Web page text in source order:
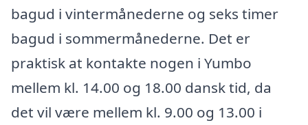
bagud i vintermånederne og seks timer
bagud i sommermånederne. Det er
praktisk at kontakte nogen i Yumbo
mellem kl. 14.00 og 18.00 dansk tid, da
det vil være mellem kl. 9.00 og 13.00 i